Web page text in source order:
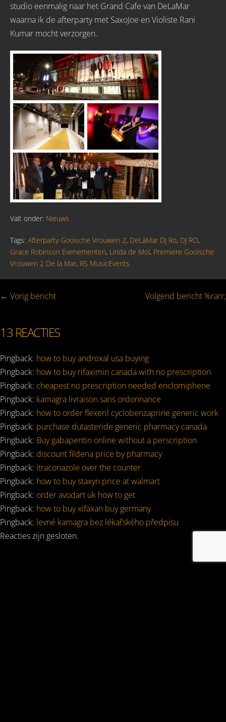
studio eenmalig naar het Grand Cafe van DeLaMar
waarna ik de afterparty met SaxoJoe en Violiste Rani
Kumar mocht verzorgen.
Valt onder: Nieuws
Tags: Afterparty Gooische Vrouwen 2, DeLaMar DJ Ro, DJ RO,
Grace Robinson Evenementen, Linda de Mol, Premiere Gooische
Vrouwen 2 De la Mar, RS MusicEvents
Bericht
← Vorig bericht Volgend bericht %rarr;
13 REACTIES
Pingback: how to buy androxal usa buying
Pingback: how to buy rifaximin canada with no prescription
Pingback: cheapest no prescription needed enclomiphene
Pingback: kamagra livraison sans ordonnance
Pingback: how to order flexeril cyclobenzaprine generic work
Pingback: purchase dutasteride generic pharmacy canada
Pingback: Buy gabapentin online without a perscription
Pingback: discount fildena price by pharmacy
Pingback: itraconazole over the counter
Pingback: how to buy staxyn price at walmart
Pingback: order avodart uk how to get
Pingback: how to buy xifaxan buy germany
Pingback: levné kamagra bez lékařského předpisu
Reacties zijn gesloten.